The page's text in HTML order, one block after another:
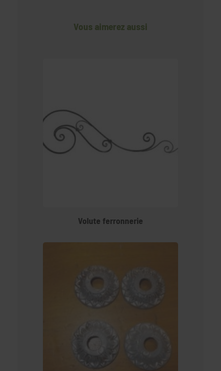
Vous aimerez aussi
Volute ferronnerie